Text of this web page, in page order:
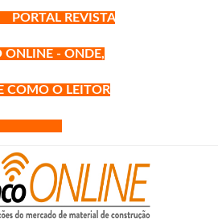
PORTAL REVISTA
ONLINE - ONDE,
COMO O LEITOR